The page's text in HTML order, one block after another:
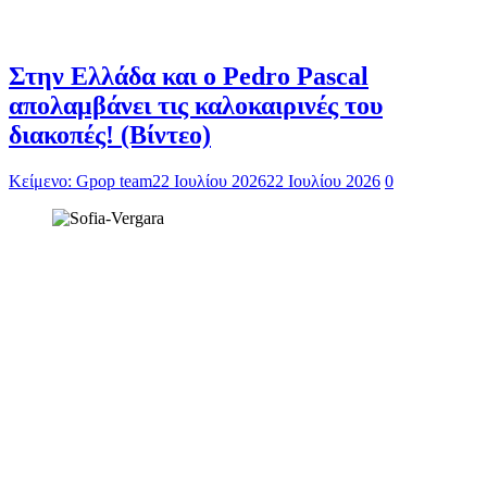
Στην Ελλάδα και ο Pedro Pascal
απολαμβάνει τις καλοκαιρινές του
διακοπές! (Βίντεο)
Κείμενο: Gpop team22 Ιουλίου 202622 Ιουλίου 2026 0